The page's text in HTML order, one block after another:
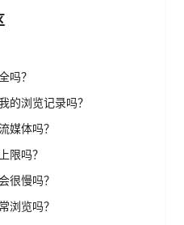
吗？
的浏览记录吗？
媒体吗？
限吗？
很慢吗？
浏览吗？